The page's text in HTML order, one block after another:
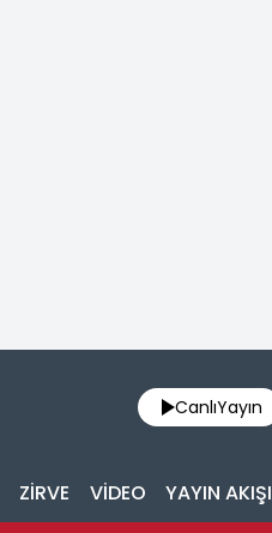
CanlıYayın
ZİRVE VİDEO YAYIN AKIŞI